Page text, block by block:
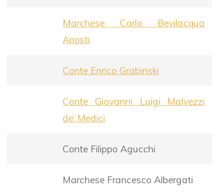
Marchese Carlo Bevilacqua
Ariosti
Conte Enrico Grabinski
Conte Giovanni Luigi Malvezzi
de’ Medici
Conte Filippo Agucchi
Marchese Francesco Albergati